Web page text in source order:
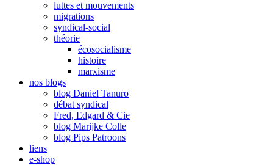
luttes et mouvements
migrations
syndical-social
théorie
écosocialisme
histoire
marxisme
nos blogs
blog Daniel Tanuro
débat syndical
Fred, Edgard & Cie
blog Marijke Colle
blog Pips Patroons
liens
e-shop